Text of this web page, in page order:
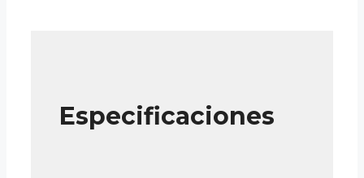
Especificaciones